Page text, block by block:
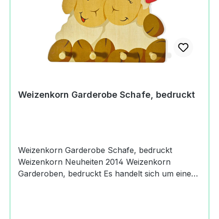
WeizenkornOetlingerstrasse4057 Basel,
Switzerland+41 (0)61 686 91
31info@weizenkorn.ch
https://weizenkorn.chAngaben zur
verantwortlichen Person (Informationspflichten
DeutschlandNachtigallenweg79540 Lörrach,
Weizenkorn Garderobe Schafe, bedruckt
Weizenkorn Garderobe Schafe, bedruckt
Weizenkorn Neuheiten 2014 Weizenkorn
Garderoben, bedruckt Es handelt sich um eine